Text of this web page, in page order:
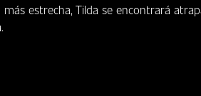
estrecha, Tilda se encontrará